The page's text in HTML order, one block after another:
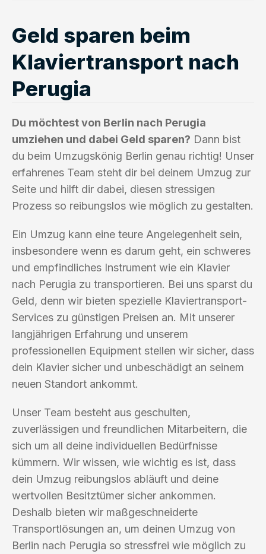
Geld sparen beim
Klaviertransport nach
Perugia
Du möchtest von Berlin nach Perugia
umziehen und dabei Geld sparen? Dann bist
du beim Umzugskönig Berlin genau richtig! Unser
erfahrenes Team steht dir bei deinem Umzug zur
Seite und hilft dir dabei, diesen stressigen
Prozess so reibungslos wie möglich zu gestalten.
Ein Umzug kann eine teure Angelegenheit sein,
insbesondere wenn es darum geht, ein schweres
und empfindliches Instrument wie ein Klavier
nach Perugia zu transportieren. Bei uns sparst du
Geld, denn wir bieten spezielle Klaviertransport-
Services zu günstigen Preisen an. Mit unserer
langjährigen Erfahrung und unserem
professionellen Equipment stellen wir sicher, dass
dein Klavier sicher und unbeschädigt an seinem
neuen Standort ankommt.
Unser Team besteht aus geschulten,
zuverlässigen und freundlichen Mitarbeitern, die
sich um all deine individuellen Bedürfnisse
kümmern. Wir wissen, wie wichtig es ist, dass
dein Umzug reibungslos abläuft und deine
wertvollen Besitztümer sicher ankommen.
Deshalb bieten wir maßgeschneiderte
Transportlösungen an, um deinen Umzug von
Berlin nach Perugia so stressfrei wie möglich zu